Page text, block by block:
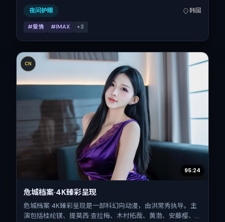
结构的观众。
夜间护眼 韩国
#爱情 #IMAX +3
CN
95:24
危城档案·4K臻彩呈现
危城档案·4K臻彩呈现是一部科幻向动漫，由洪常秀执导。主
演包括桂纶镁、提莫西·查拉梅、木村拓哉、黄渤、安藤樱、